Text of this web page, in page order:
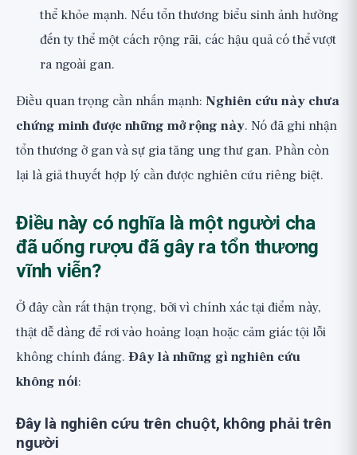
thể khỏe mạnh. Nếu tổn thương biểu sinh ảnh hưởng
đến ty thể một cách rộng rãi, các hậu quả có thể vượt
ra ngoài gan.
Điều quan trọng cần nhấn mạnh: Nghiên cứu này chưa
chứng minh được những mở rộng này. Nó đã ghi nhận
tổn thương ở gan và sự gia tăng ung thư gan. Phần còn
lại là giả thuyết hợp lý cần được nghiên cứu riêng biệt.
Điều này có nghĩa là một người cha
đã uống rượu đã gây ra tổn thương
vĩnh viễn?
Ở đây cần rất thận trọng, bởi vì chính xác tại điểm này,
thật dễ dàng để rơi vào hoảng loạn hoặc cảm giác tội lỗi
không chính đáng. Đây là những gì nghiên cứu
không nói:
Đây là nghiên cứu trên chuột, không phải trên
người